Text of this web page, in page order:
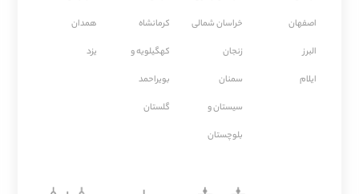
اصفهان
البرز
ایلام
خراسان شمالی
زنجان
سمنان
سیستان و
بلوچستان
كرمانشاه
کهگیلویه و
بویراحمد
گلستان
همدان
یزد